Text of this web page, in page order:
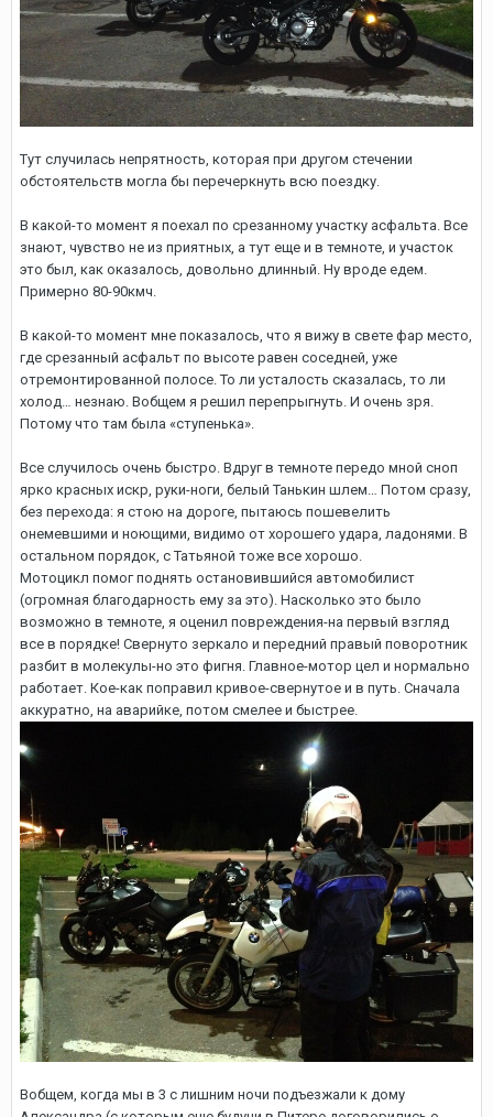
Тут случилась непрятность, которая при другом стечении
обстоятельств могла бы перечеркнуть всю поездку.
В какой-то момент я поехал по срезанному участку асфальта. Все
знают, чувство не из приятных, а тут еще и в темноте, и участок
это был, как оказалось, довольно длинный. Ну вроде едем.
Примерно 80-90кмч.
В какой-то момент мне показалось, что я вижу в свете фар место,
где срезанный асфальт по высоте равен соседней, уже
отремонтированной полосе. То ли усталость сказалась, то ли
холод… незнаю. Вобщем я решил перепрыгнуть. И очень зря.
Потому что там была «ступенька».
Все случилось очень быстро. Вдруг в темноте передо мной сноп
ярко красных искр, руки-ноги, белый Танькин шлем… Потом сразу,
без перехода: я стою на дороге, пытаюсь пошевелить
онемевшими и ноющими, видимо от хорошего удара, ладонями. В
остальном порядок, с Татьяной тоже все хорошо.
Мотоцикл помог поднять остановившийся автомобилист
(огромная благодарность ему за это). Насколько это было
возможно в темноте, я оценил повреждения-на первый взгляд
все в порядке! Свернуто зеркало и передний правый поворотник
разбит в молекулы-но это фигня. Главное-мотор цел и нормально
работает. Кое-как поправил кривое-свернутое и в путь. Сначала
аккуратно, на аварийке, потом смелее и быстрее.
Вобщем, когда мы в 3 с лишним ночи подъезжали к дому